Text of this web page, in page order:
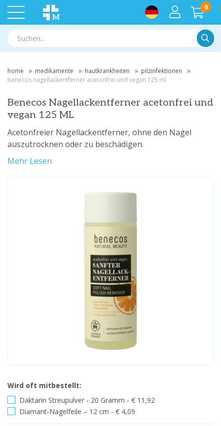
0
home medikamente hautkrankheiten
pilzinfektionen
benecos nagellackentferner acetonfrei und vegan 125 ml
Benecos Nagellackentferner acetonfrei und
vegan 125 ML
Acetonfreier Nagellackentferner, ohne den Nagel
auszutrocknen oder zu beschädigen.
Mehr Lesen
Wird oft mitbestellt:
Daktarin Streupulver - 20 Gramm - € 11,92
Diamant-Nagelfeile – 12 cm - € 4,09